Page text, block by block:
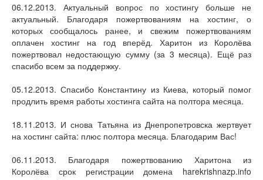
06.12.2013. Актуальный вопрос по хостингу больше не
актуальный. Благодаря пожертвованиям на хостинг, о
которых сообщалось ранее, и свежим пожертвованиям
оплачен хостинг на год вперёд. Харитон из Королёва
пожертвовал недостающую сумму (за 3 месяца). Ещё раз
спасибо всем за поддержку.
05.12.2013. Спасибо Константину из Киева, который помог
продлить время работы хостинга сайта на полтора месяца.
18.11.2013. И снова Татьяна из Днепропетровска жертвует
на хостинг сайта: плюс полтора месяца. Благодарим Вас!
06.11.2013. Благодаря пожертвованию Харитона из
Королёва срок регистрации домена harekrishnazp.info